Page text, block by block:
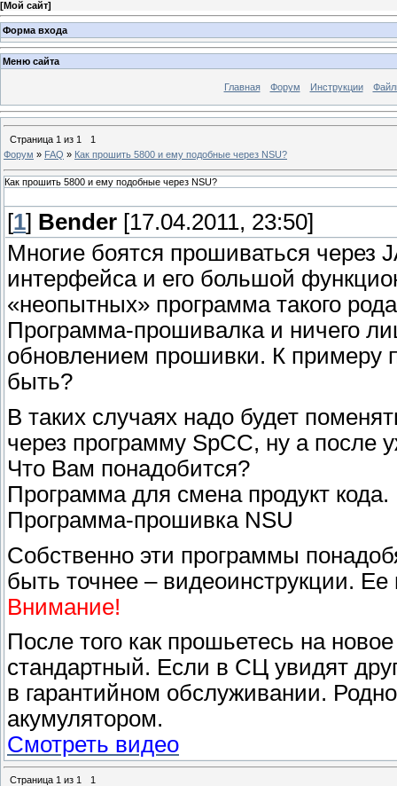
[Мой сайт]
Форма входа
Меню сайта
Главная Форум Инструкции
Страница 1 из 1
1
Форум » FAQ » Как прошить 5800 и ему подобные через NSU?
Как прошить 5800 и ему подобные через NSU?
[1] Bender [17.04.2011, 23:50]
Многие боятся прошиваться через
интерфейса и его большой
«неопытных» программа такого
Программа-прошивалка и ничего
обновлением прошивки. К примеру
быть?
В таких случаях надо будет
через программу SpCC, ну а после
Что Вам понадобится?
Программа для смена продукт кода.
Программа-прошивка NSU
Собственно эти программы
быть точнее – видеоинструкции.
Внимание!
После того как прошьетесь на
стандартный. Если в СЦ увидят
в гарантийном обслуживании.
акумулятором.
Смотреть видео
Страница 1 из 1 1